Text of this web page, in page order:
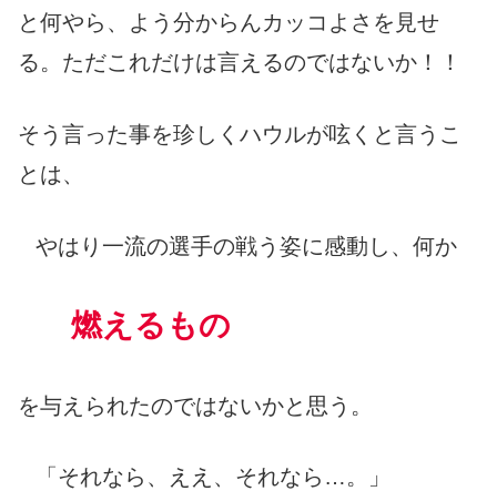
と何やら、よう分からんカッコよさを見せ
る。ただこれだけは言えるのではないか！！
そう言った事を珍しくハウルが呟くと言うこ
とは、
やはり一流の選手の戦う姿に感動し、何か
燃えるもの
を与えられたのではないかと思う。
「それなら、ええ、それなら…。」